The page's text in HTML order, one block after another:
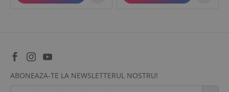
ABONEAZA-TE LA NEWSLETTERUL NOSTRU!